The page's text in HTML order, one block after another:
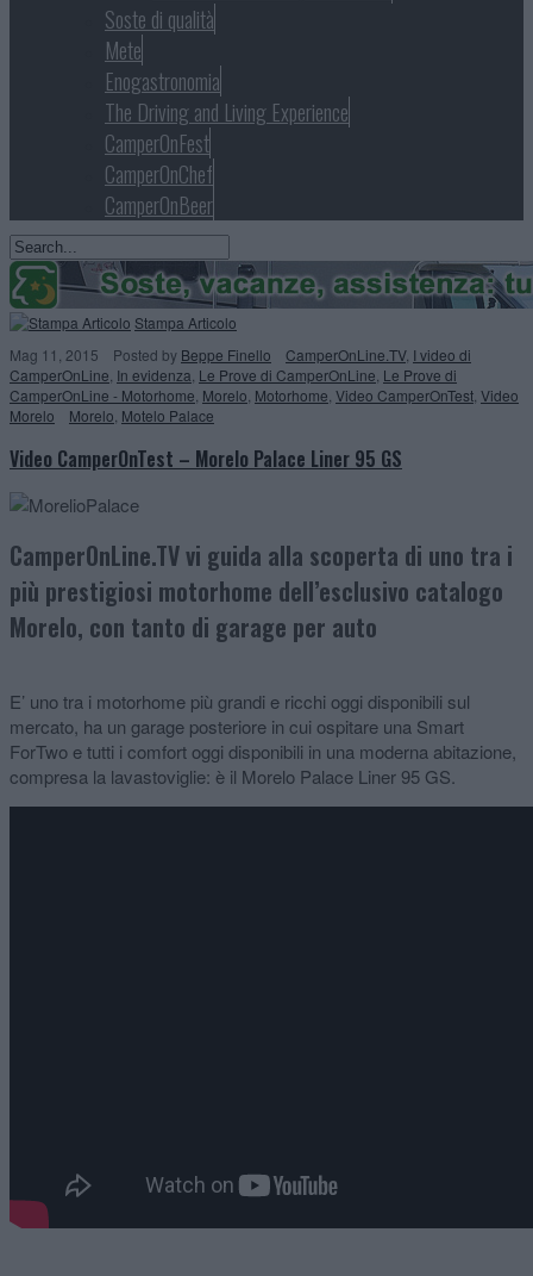
Soste di qualità
Mete
Enogastronomia
The Driving and Living Experience
CamperOnFest
CamperOnChef
CamperOnBeer
Stampa Articolo
Mag 11, 2015
Posted by Beppe Finello CamperOnLine.TV, I video di
CamperOnLine In evidenza Le Prove di CamperOnLine Le Prove di
CamperOnLine - Motorhome Morelo Motorhome Video CamperOnTest Video
Morelo
Morelo Motelo Palace
Video CamperOnTest – Morelo Palace Liner 95 GS
CamperOnLine.TV vi guida alla scoperta di uno tra i
più prestigiosi motorhome dell’esclusivo catalogo
Morelo, con tanto di garage per auto
E’ uno tra i motorhome più grandi e ricchi oggi disponibili sul
mercato, ha un garage posteriore in cui ospitare una Smart
ForTwo e tutti i comfort oggi disponibili in una moderna abitazione,
compresa la lavastoviglie: è il Morelo Palace Liner 95 GS.